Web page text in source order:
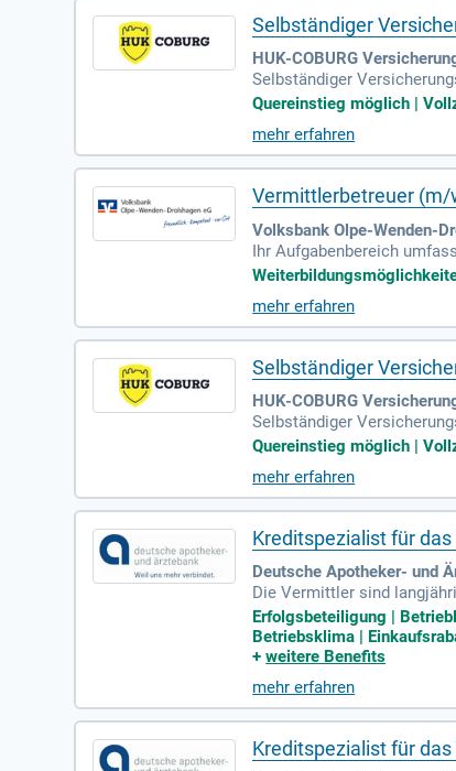
Selbständiger
HUK-COBURG
Selbständiger
Quereinstieg möglich |
mehr erfahren
Vermittlerbetreuer
Volksbank Olpe-Wenden-
Ihr Aufgabenbereich
ei Netzwerk-, Branchen-
mehr erfahren
Selbständiger
HUK-COBURG
Selbständiger
Quereinstieg möglich |
mehr erfahren
Kreditspezialist für
Deutsche Apotheker- und
Die Vermittler sind
bilie, Investition). Die
Erfolgsbeteiligung |
Betriebsklima |
+weitere Benefits
mehr erfahren
Kreditspezialist für